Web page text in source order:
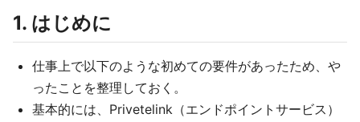
1. はじめに
仕事上で以下のような初めての要件があったため、や
ったことを整理しておく。
基本的には、Privetelink（エンドポイントサービス）